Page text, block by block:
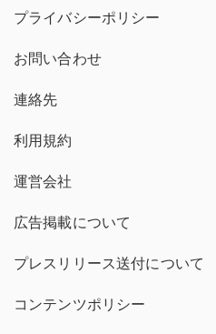
プライバシーポリシー
お問い合わせ
連絡先
利用規約
運営会社
広告掲載について
プレスリリース送付について
コンテンツポリシー